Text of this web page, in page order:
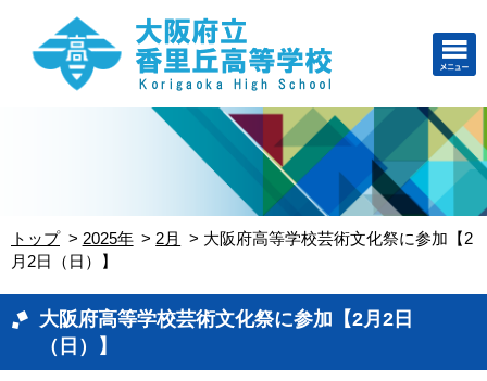
トップ 2025年 2月
大阪府高等学校芸術文化祭に参加【2
月2日（日）】
大阪府高等学校芸術文化祭に参加【2月2日
（日）】